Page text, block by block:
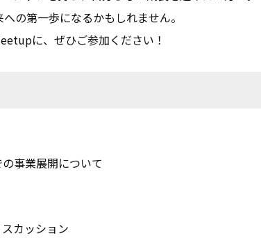
の第一歩になるかもしれません。
に、ぜひご参加ください！
事業展開について
カッション